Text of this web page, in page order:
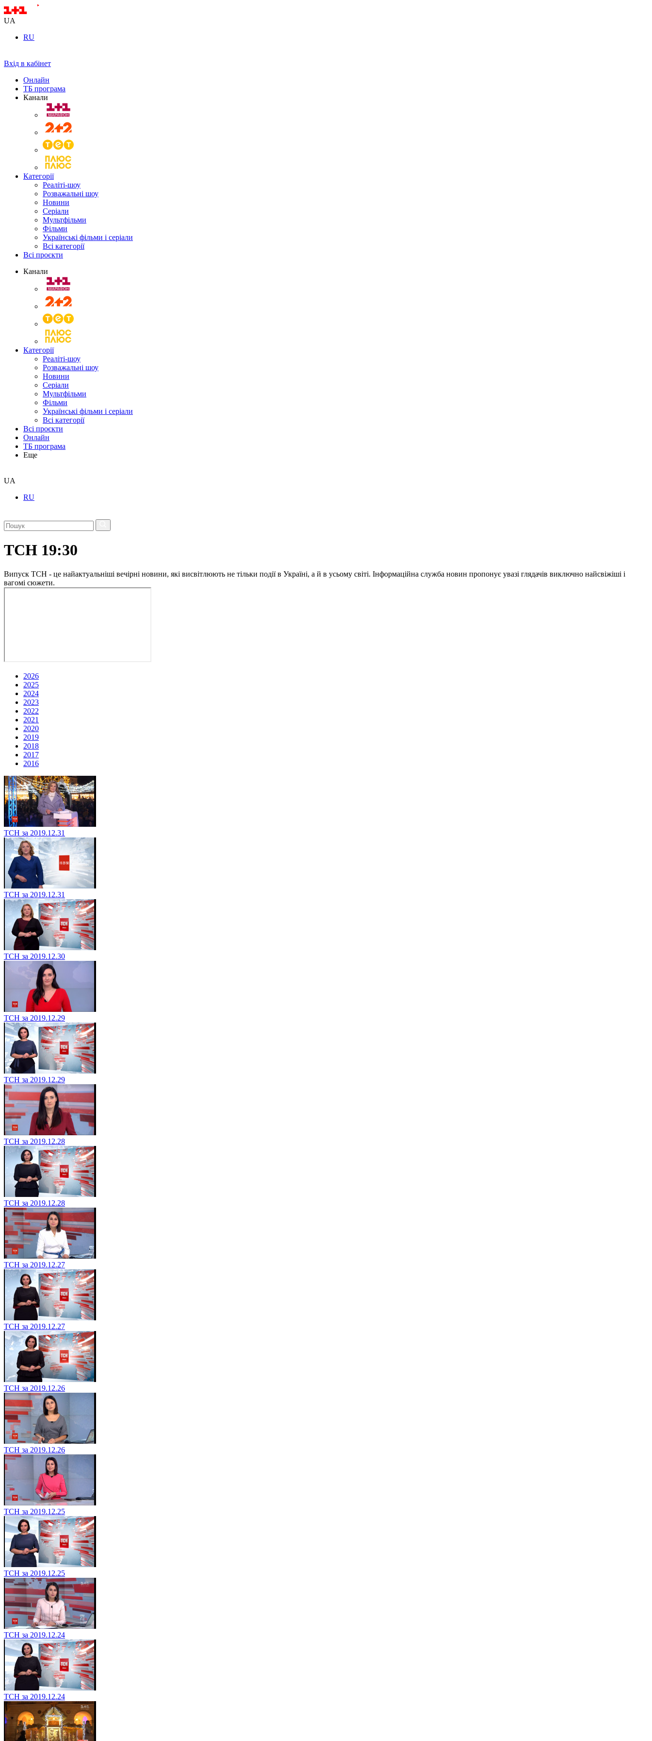
UA
RU
Вхід в кабінет
Онлайн
ТБ програма
Канали
Категорії
Реаліті-шоу
Розважальні шоу
Новини
Серіали
Мультфільми
Фільми
Українські фільми і серіали
Всі категорії
Всі проєкти
Канали
Категорії
Реаліті-шоу
Розважальні шоу
Новини
Серіали
Мультфільми
Фільми
Українські фільми і серіали
Всі категорії
Всі проєкти
Онлайн
ТБ програма
Еще
UA
RU
ТСН 19:30
Випуск ТСН - це найактуальніші вечірні новини, які висвітлюють не тільки події в Україні, а й в усьому світі. Інформаційна служба новин пропонує увазі глядачів виключно найсвіжіші і
вагомі сюжети.
2026
2025
2024
2023
2022
2021
2020
2019
2018
2017
2016
ТСН за 2019.12.31
ТСН за 2019.12.31
ТСН за 2019.12.30
ТСН за 2019.12.29
ТСН за 2019.12.29
ТСН за 2019.12.28
ТСН за 2019.12.28
ТСН за 2019.12.27
ТСН за 2019.12.27
ТСН за 2019.12.26
ТСН за 2019.12.26
ТСН за 2019.12.25
ТСН за 2019.12.25
ТСН за 2019.12.24
ТСН за 2019.12.24